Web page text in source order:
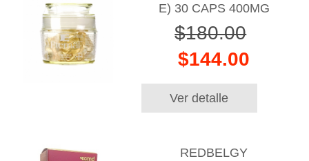
E) 30 CAPS 400MG
$180.00
$144.00
Ver detalle
REDBELGY